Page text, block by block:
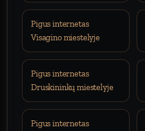
Pigus internetas
Visagino miestelyje
Pigus internetas
Druskininkų miestelyje
Pigus internetas